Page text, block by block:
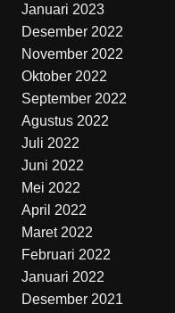
Januari 2023
Desember 2022
November 2022
Oktober 2022
September 2022
Agustus 2022
Juli 2022
Juni 2022
Mei 2022
April 2022
Maret 2022
Februari 2022
Januari 2022
Desember 2021